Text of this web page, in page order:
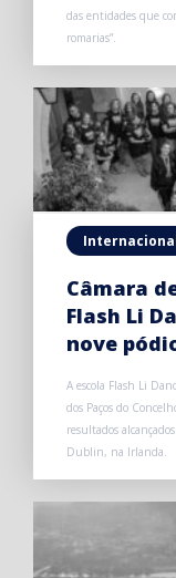
das entidades que
romarias”.
Câmara
Flash Li
nove
A escola Flash Li
dos Paços do
resultados
Dublin, na Irlanda.